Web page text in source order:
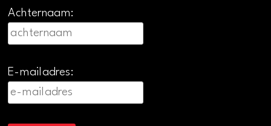
Achternaam:
E-mailadres: